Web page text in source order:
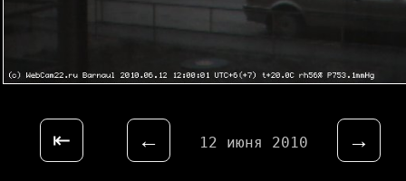
⇤ ← 12 июня 2010 →